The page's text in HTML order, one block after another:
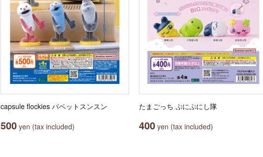
capsule flockies パペットスンスン
500 yen (tax included)
たまごっち ぷにぷにし隊
400 yen (tax included)